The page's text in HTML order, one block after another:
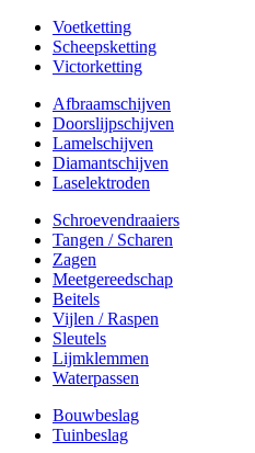
Voetketting
Scheepsketting
Victorketting
Afbraamschijven
Doorslijpschijven
Lamelschijven
Diamantschijven
Laselektroden
Schroevendraaiers
Tangen / Scharen
Zagen
Meetgereedschap
Beitels
Vijlen / Raspen
Sleutels
Lijmklemmen
Waterpassen
Bouwbeslag
Tuinbeslag